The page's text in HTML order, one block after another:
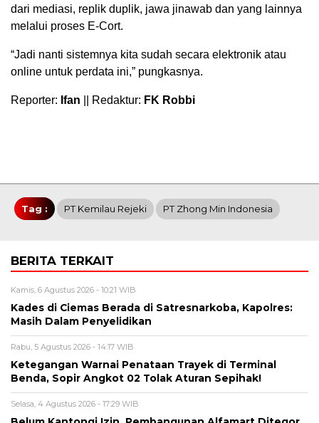
dari mediasi, replik duplik, jawa jinawab dan yang lainnya
melalui proses E-Cort.
“Jadi nanti sistemnya kita sudah secara elektronik atau
online untuk perdata ini,” pungkasnya.
Reporter: Ifan || Redaktur: FK Robbi
Tag : PT Kemilau Rejeki PT Zhong Min Indonesia
BERITA TERKAIT
Kamis, 6 Agustus 2026 - 10:21 WIB
Kades di Ciemas Berada di Satresnarkoba, Kapolres:
Masih Dalam Penyelidikan
Rabu, 5 Agustus 2026 - 14:17 WIB
Ketegangan Warnai Penataan Trayek di Terminal
Benda, Sopir Angkot 02 Tolak Aturan Sepihak!
Selasa, 4 Agustus 2026 - 17:29 WIB